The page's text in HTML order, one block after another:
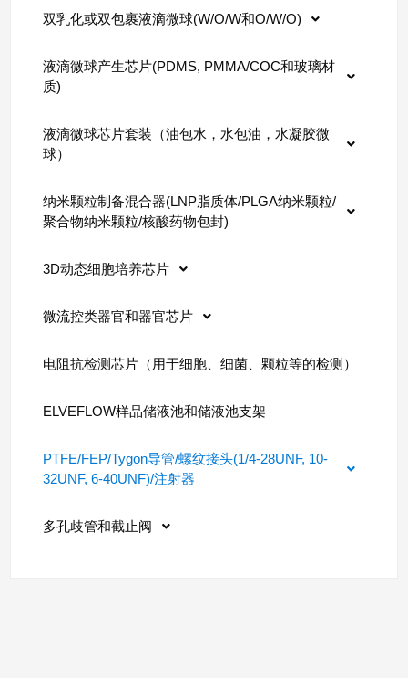
双乳化或双包裹液滴微球(W/O/W和O/W/O)
液滴微球产生芯片(PDMS, PMMA/COC和玻璃材
质)
液滴微球芯片套装（油包水，水包油，水凝胶微
球）
纳米颗粒制备混合器(LNP脂质体/PLGA纳米颗粒/
聚合物纳米颗粒/核酸药物包封)
3D动态细胞培养芯片
微流控类器官和器官芯片
电阻抗检测芯片（用于细胞、细菌、颗粒等的检测）
ELVEFLOW样品储液池和储液池支架
PTFE/FEP/Tygon导管/螺纹接头(1/4-28UNF, 10-
32UNF, 6-40UNF)/注射器
多孔歧管和截止阀